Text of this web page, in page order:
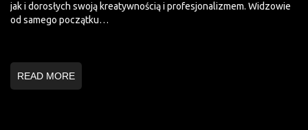
jak i dorosłych swoją kreatywnością i profesjonalizmem. Widzowie
od samego początku…
READ MORE